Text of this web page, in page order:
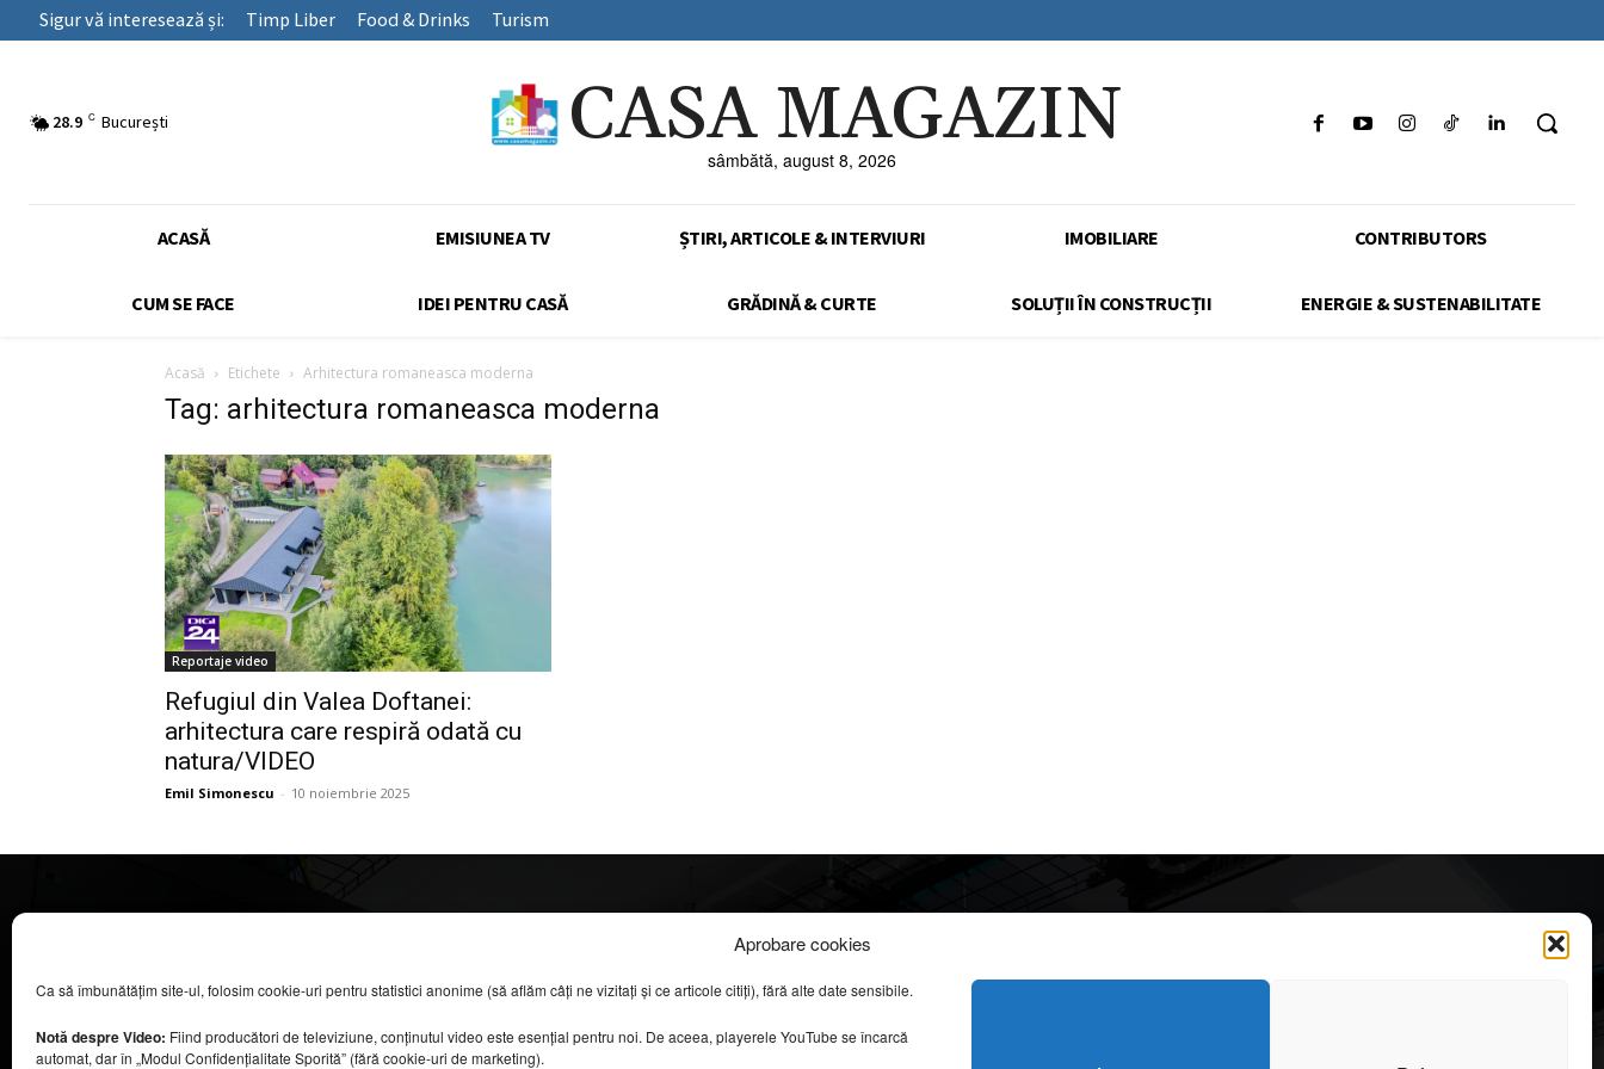
Aprobare cookies
Ca să îmbunătățim site-ul, folosim cookie-uri pentru statistici anonime (să aflăm câți ne vizitați și ce articole citiți), fără alte date sensibile.
Notă despre Video: Fiind producători de televiziune, conținutul video este esențial pentru noi. De aceea, playerele YouTube se încarcă
automat, dar în „Modul Confidențialitate Sporită” (fără cookie-uri de marketing).
Sigur vă interesează și: Timp Liber Food & Drinks Turism
28.9 C București CASA MAGAZIN
sâmbătă, august 8, 2026
ACASĂ EMISIUNEA TV ȘTIRI, ARTICOLE & INTERVIURI IMOBILIARE CONTRIBUTORS
CUM SE FACE IDEI PENTRU CASĂ GRĂDINĂ & CURTE SOLUȚII ÎN CONSTRUCȚII ENERGIE & SUSTENABILITATE
Acasă Etichete Arhitectura romaneasca moderna
Tag: arhitectura romaneasca moderna
Reportaje video
Refugiul din Valea Doftanei:
arhitectura care respiră odată cu
natura/VIDEO
Emil Simonescu - 10 noiembrie 2025
COOL MEDIA BROADCASTING & EVENTS SRL.
Toate drepturile rezervate.
Contacte în secțiunea „Despre noi”.
Info
DESPRE NOI
CONFIDENȚIALITATE & COOKIES
apreciate
Cele mai impresionante cabane